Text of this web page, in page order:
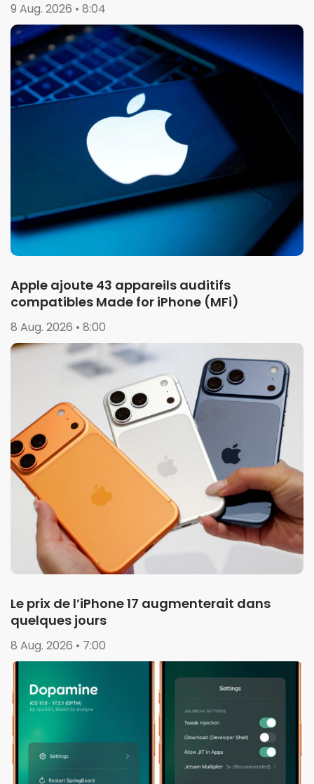
9 Aug. 2026 • 8:04
Apple ajoute 43 appareils auditifs
compatibles Made for iPhone (MFi)
8 Aug. 2026 • 8:00
Le prix de l’iPhone 17 augmenterait dans
quelques jours
8 Aug. 2026 • 7:00